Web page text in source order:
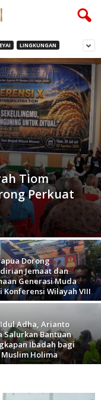
LINGKUNGAN
Tiom
Perkuat
Dorong
Jemaat dan
Generasi Muda
Konferensi Wilayah VIII
Adha, Arianto
Salurkan Bantuan
Ibadah bagi
Holima